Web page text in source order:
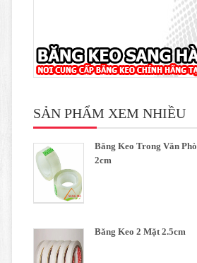
SẢN PHẨM XEM NHIỀU
Băng Keo Trong Văn
2cm
Băng Keo 2 Mặt 2.5cm